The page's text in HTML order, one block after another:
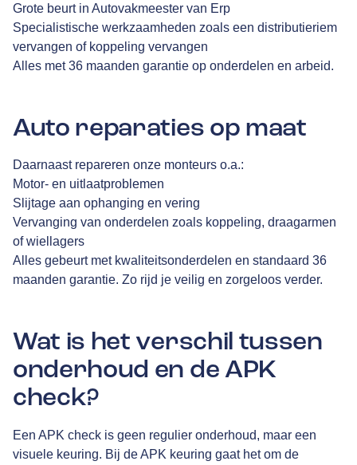
Grote beurt in Autovakmeester van Erp
Specialistische werkzaamheden zoals een distributieriem
vervangen of koppeling vervangen
Alles met 36 maanden garantie op onderdelen en arbeid.
Auto reparaties op maat
Daarnaast repareren onze monteurs o.a.:
Motor- en uitlaatproblemen
Slijtage aan ophanging en vering
Vervanging van onderdelen zoals koppeling, draagarmen
of wiellagers
Alles gebeurt met kwaliteitsonderdelen en standaard 36
maanden garantie. Zo rijd je veilig en zorgeloos verder.
Wat is het verschil tussen
onderhoud en de APK
check?
Een APK check is geen regulier onderhoud, maar een
visuele keuring. Bij de APK keuring gaat het om de